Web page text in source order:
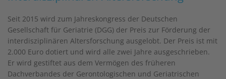
Seit 2015 wird zum Jahreskongress der Deutschen
Gesellschaft für Geriatrie (DGG) der Preis zur Förderung der
interdisziplinären Altersforschung ausgelobt. Der Preis ist mit
2.000 Euro dotiert und wird alle zwei Jahre ausgeschrieben.
Er wird gestiftet aus dem Vermögen des früheren
Dachverbandes der Gerontologischen und Geriatrischen